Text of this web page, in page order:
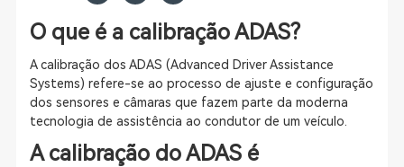
O que é a calibração ADAS?
A calibração dos ADAS (Advanced Driver Assistance
Systems) refere-se ao processo de ajuste e configuração
dos sensores e câmaras que fazem parte da moderna
tecnologia de assistência ao condutor de um veículo.
A calibração do ADAS é